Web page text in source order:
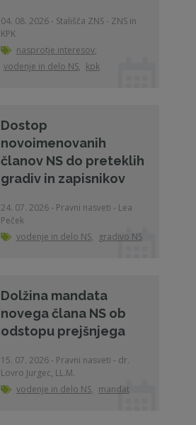
04. 08. 2026 - Stališča ZNS - ZNS in
KPK
nasprotje interesov,
vodenje in delo NS, kpk
Dostop
novoimenovanih
članov NS do preteklih
gradiv in zapisnikov
24. 07. 2026 - Pravni nasveti - Lea
Peček
vodenje in delo NS, gradivo NS
Dolžina mandata
novega člana NS ob
odstopu prejšnjega
15. 07. 2026 - Pravni nasveti - dr.
Lovro Jurgec, LL.M.
vodenje in delo NS, mandat